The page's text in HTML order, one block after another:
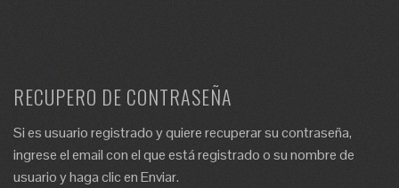
RECUPERO DE CONTRASEÑA
Si es usuario registrado y quiere recuperar su contraseña,
ingrese el email con el que está registrado o su nombre de
usuario y haga clic en Enviar.